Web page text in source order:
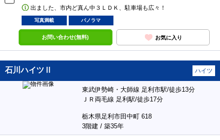
出ました、市内ど真ん中３ＬＤＫ、駐車場も広々！
写真満載 パノラマ
お問い合わせ(無料) お気に入り
石川ハイツⅡ ハイツ
東武伊勢崎・大師線 足利市駅/徒歩13分
ＪＲ両毛線 足利駅/徒歩17分
栃木県足利市田中町 618
3階建 / 築35年